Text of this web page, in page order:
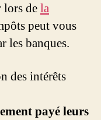
lors dela
peut vous
les banques.
des intérêts
payé leurs